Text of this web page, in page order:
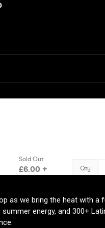
as we bring the heat with a
energy, and 300+